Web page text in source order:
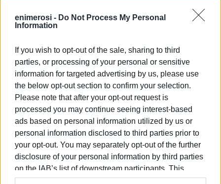
enimerosi - Do Not Process My Personal
Information
If you wish to opt-out of the sale, sharing to third
parties, or processing of your personal or sensitive
information for targeted advertising by us, please use
the below opt-out section to confirm your selection.
Please note that after your opt-out request is
processed you may continue seeing interest-based
ads based on personal information utilized by us or
personal information disclosed to third parties prior to
your opt-out. You may separately opt-out of the further
disclosure of your personal information by third parties
on the IAB’s list of downstream participants. This
information may also be disclosed by us to third parties
ΕΛΕΝΗ ΚΟΡΩΝΑΚΗ
Εργάζεται στις Εκδόσεις Ενημέρωση από το
1990 σε θέσεις υψηλής ευθύνης. Ειδικεύεται στις
δημόσιες σχέσεις, το ελεύθερο και το
καλλιτεχνικό ρεπορτάζ.